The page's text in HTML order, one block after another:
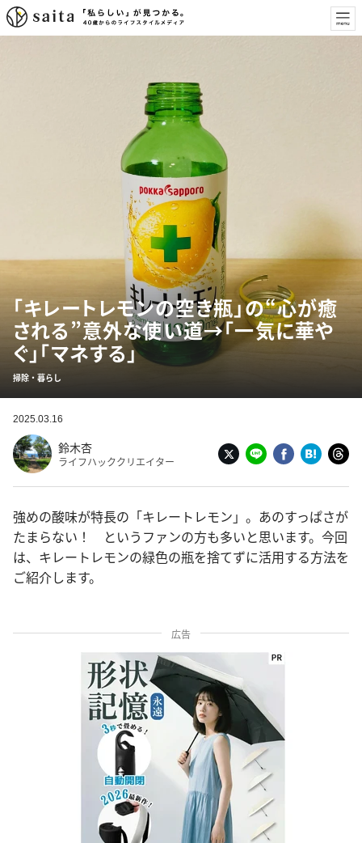
「キレートレモンの空き瓶」の“心が癒
される”意外な使い道→「一気に華や
ぐ」「マネする」
掃除・暮らし
2025.03.16
鈴木杏
ライフハッククリエイター
強めの酸味が特長の「キレートレモン」。あのすっぱさが
たまらない！ というファンの方も多いと思います。今回
は、キレートレモンの緑色の瓶を捨てずに活用する方法を
ご紹介します。
広告